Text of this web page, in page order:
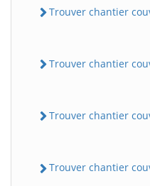
Trouver chantier
Trouver chantier
Trouver chantier
Trouver chantier